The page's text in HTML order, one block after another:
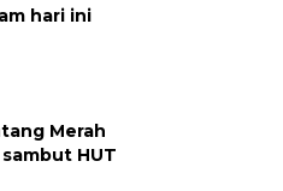
hari ini
Merah
HUT